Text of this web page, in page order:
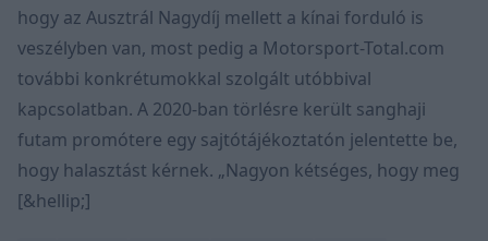
hogy az Ausztrál Nagydíj mellett a kínai forduló is
veszélyben van, most pedig a Motorsport-Total.com
további konkrétumokkal szolgált utóbbival
kapcsolatban. A 2020-ban törlésre került sanghaji
futam promótere egy sajtótájékoztatón jelentette be,
hogy halasztást kérnek. „Nagyon kétséges, hogy meg
[&hellip;]